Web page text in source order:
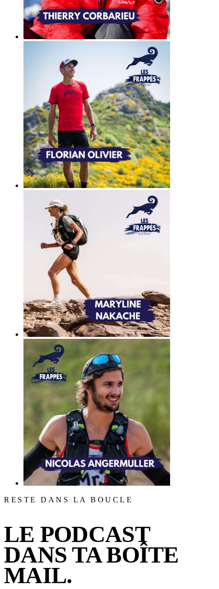
RESTE DANS LA BOUCLE
LE PODCAST
DANS TA BOÎTE
MAIL.